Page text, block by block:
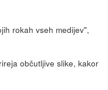
rokah vseh medijev",
občutljive slike, kakor